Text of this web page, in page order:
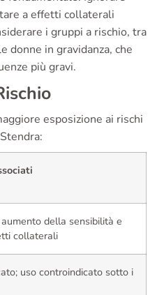
a effetti collaterali
i gruppi a rischio, tra
donne in gravidanza, che
più gravi.
esposizione ai rischi
della sensibilità e
collaterali
uso controindicato sotto i